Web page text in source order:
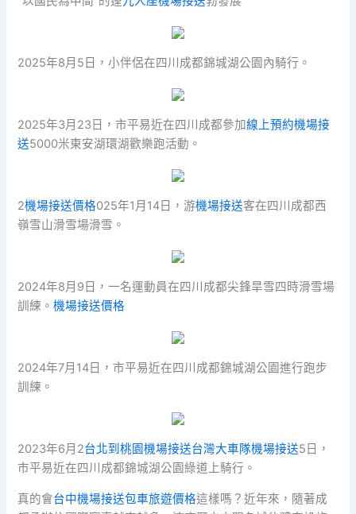
2025年8月5日，小伴侶在四川成都錦城湖公園內騎行。
2025年3月23日，市平易近在四川成都參加線上預約機場接
送5000米東安湖環湖歡樂跑活動。
2機場接送價格025年1月14日，游機場接送客在四川成都西
嶺雪山滑雪場滑雪。
2024年8月9日，一名運動員在四川成都尖鋒旱雪四時滑雪場
訓練。機場接送價格
2024年7月14日，市平易近在四川成都錦城湖公園進行跑步
訓練。
2023年6月2台北到桃園機場接送台灣大車隊機場接送5日，
市平易近在四川成都錦城湖公園綠道上騎行。
真的會台中機場接送包車旅遊價格這樣嗎？近年來，隨著成